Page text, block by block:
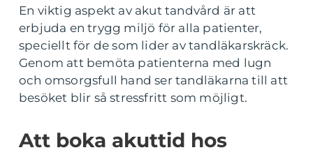
En viktig aspekt av akut tandvård är att
erbjuda en trygg miljö för alla patienter,
speciellt för de som lider av tandläkarskräck.
Genom att bemöta patienterna med lugn
och omsorgsfull hand ser tandläkarna till att
besöket blir så stressfritt som möjligt.
Att boka akuttid hos